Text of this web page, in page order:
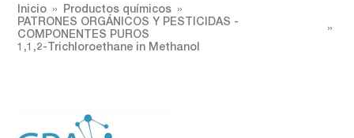
Inicio
Productos químicos
PATRONES ORGÁNICOS Y PESTICIDAS -
COMPONENTES PUROS
1,1,2-Trichloroethane in Methanol